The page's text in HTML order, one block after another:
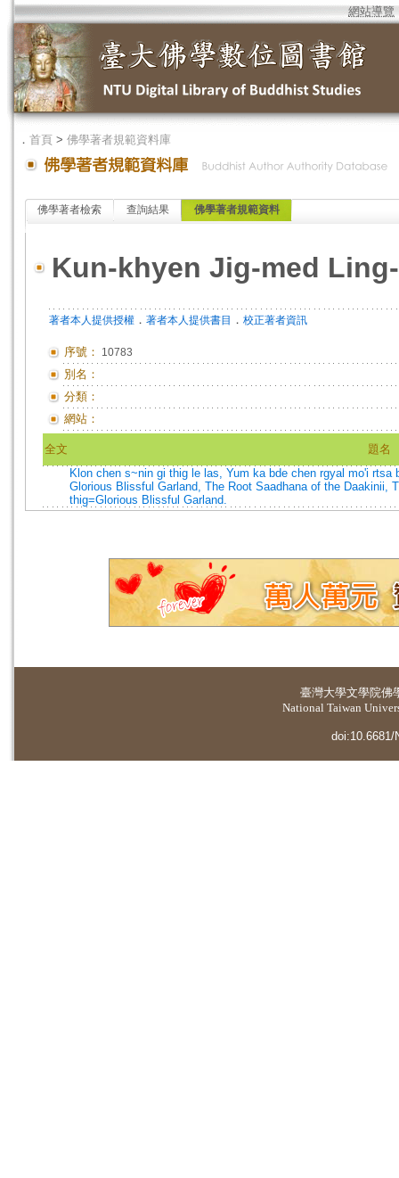
網站導覽
． 首頁 > 佛學著者規範資料庫
佛學著者檢索 查詢結果 佛學著者規範資料
Kun-khyen Jig-med
著者本人提供授權 ． 著者本人提供書目 ． 校正著者資訊
序號： 10783
別名：
分類：
網站：
全文
題名
Klon chen s~nin gi thig le las, Yum ka bde chen rgyal mo'i rtsa
Glorious Blissful Garland, The Root Saadhana of the Daakinii,
thig=Glorious Blissful Garland.
臺灣大學文學院佛
National Taiwan
doi:10.6681/